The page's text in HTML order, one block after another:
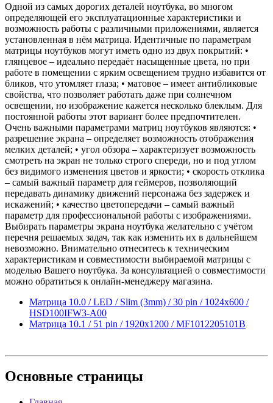
Одной из самых дорогих деталей ноутбука, во многом
определяющей его эксплуатационные характеристики и
возможность работы с различными приложениями, является
установленная в нём матрица. Идентичные по параметрам
матрицы ноутбуков могут иметь одно из двух покрытий: •
глянцевое – идеально передаёт насыщенные цвета, но при
работе в помещении с ярким освещением трудно избавится от
бликов, что утомляет глаза; • матовое – имеет антибликовые
свойства, что позволяет работать даже при солнечном
освещении, но изображение кажется несколько блеклым. Для
постоянной работы этот вариант более предпочтителен.
Очень важными параметрами матриц ноутбуков являются: •
разрешение экрана – определяет возможность отображения
мелких деталей; • угол обзора – характеризует возможность
смотреть на экран не только строго спереди, но и под углом
без видимого изменения цветов и яркости; • скорость отклика
– самый важный параметр для геймеров, позволяющий
передавать динамику движений персонажа без задержек и
искажений; • качество цветопередачи – самый важный
параметр для профессиональной работы с изображениями.
Выбирать параметры экрана ноутбука желательно с учётом
перечня решаемых задач, так как изменить их в дальнейшем
невозможно. Внимательно отнеситесь к техническим
характеристикам и совместимости выбираемой матрицы с
моделью Вашего ноутбука. За консультацией о совместимости
можно обратиться к онлайн-менеджеру магазина.
Матрица 10.0 / LED / Slim (3mm) / 30 pin / 1024x600 /
HSD100IFW3-A00
Матрица 10.1 / 51 pin / 1920x1200 / MF1012205101B
Основные страницы